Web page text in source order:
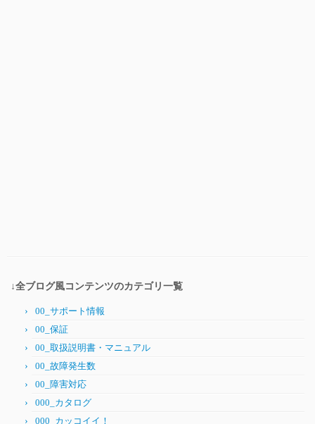
↓全ブログ風コンテンツのカテゴリ一覧
00_サポート情報
00_保証
00_取扱説明書・マニュアル
00_故障発生数
00_障害対応
000_カタログ
000_カッコイイ！